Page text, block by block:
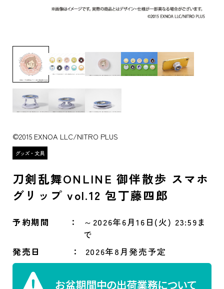
©2015 EXNOA LLC/NITRO PLUS
刀剣乱舞ONLINE 御伴散歩 スマホ
グリップ vol.12 包丁藤四郎
予約期間
～2026年6月16日(火) 23:59ま
で
発売日
2026年8月発売予定